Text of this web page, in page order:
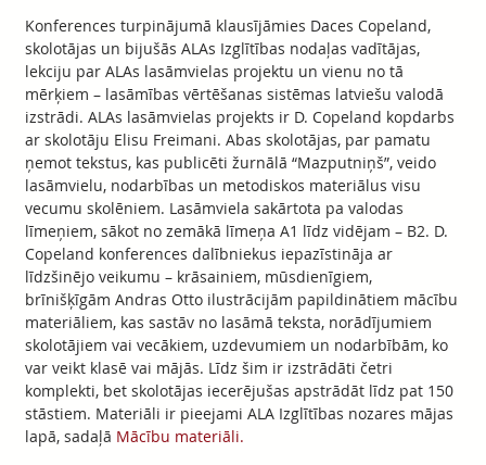
Konferences turpinājumā klausījāmies Daces Copeland,
skolotājas un bijušās ALAs Izglītības nodaļas vadītājas,
lekciju par ALAs lasāmvielas projektu un vienu no tā
mērķiem – lasāmības vērtēšanas sistēmas latviešu valodā
izstrādi. ALAs lasāmvielas projekts ir D. Copeland kopdarbs
ar skolotāju Elisu Freimani. Abas skolotājas, par pamatu
ņemot tekstus, kas publicēti žurnālā “Mazputniņš”, veido
lasāmvielu, nodarbības un metodiskos materiālus visu
vecumu skolēniem. Lasāmviela sakārtota pa valodas
līmeņiem, sākot no zemākā līmeņa A1 līdz vidējam – B2. D.
Copeland konferences dalībniekus iepazīstināja ar
līdzšinējo veikumu – krāsainiem, mūsdienīgiem,
brīnišķīgām Andras Otto ilustrācijām papildinātiem mācību
materiāliem, kas sastāv no lasāmā teksta, norādījumiem
skolotājiem vai vecākiem, uzdevumiem un nodarbībām, ko
var veikt klasē vai mājās. Līdz šim ir izstrādāti četri
komplekti, bet skolotājas iecerējušas apstrādāt līdz pat 150
stāstiem. Materiāli ir pieejami ALA Izglītības nozares mājas
lapā, sadaļā Mācību materiāli.